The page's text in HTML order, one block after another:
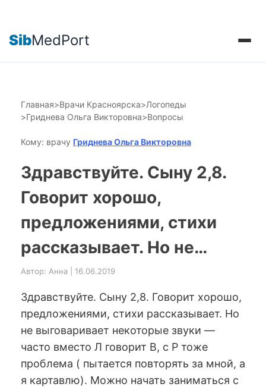
SibMedPort
Главная>Врачи Красноярска>Логопеды
>Гриднева Ольга Викторовна>Вопросы
Кому: врачу Гриднева Ольга Викторовна
Здравствуйте. Сыну 2,8.
Говорит хорошо,
предложениями, стихи
рассказывает. Но не…
Автор: Анна | 16.06.2019
Здравствуйте. Сыну 2,8. Говорит хорошо,
предложениями, стихи рассказывает. Но
не выговаривает некоторые звуки —
часто вместо Л говорит В, с Р тоже
проблема ( пытается повторять за мной, а
я картавлю). Можно начать заниматься с